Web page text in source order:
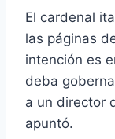
El cardenal
las páginas
intención es
deba
a un director
apuntó.